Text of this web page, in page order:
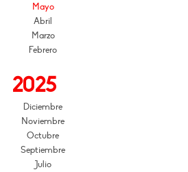
Mayo
Abril
Marzo
Febrero
2025
Diciembre
Noviembre
Octubre
Septiembre
Julio